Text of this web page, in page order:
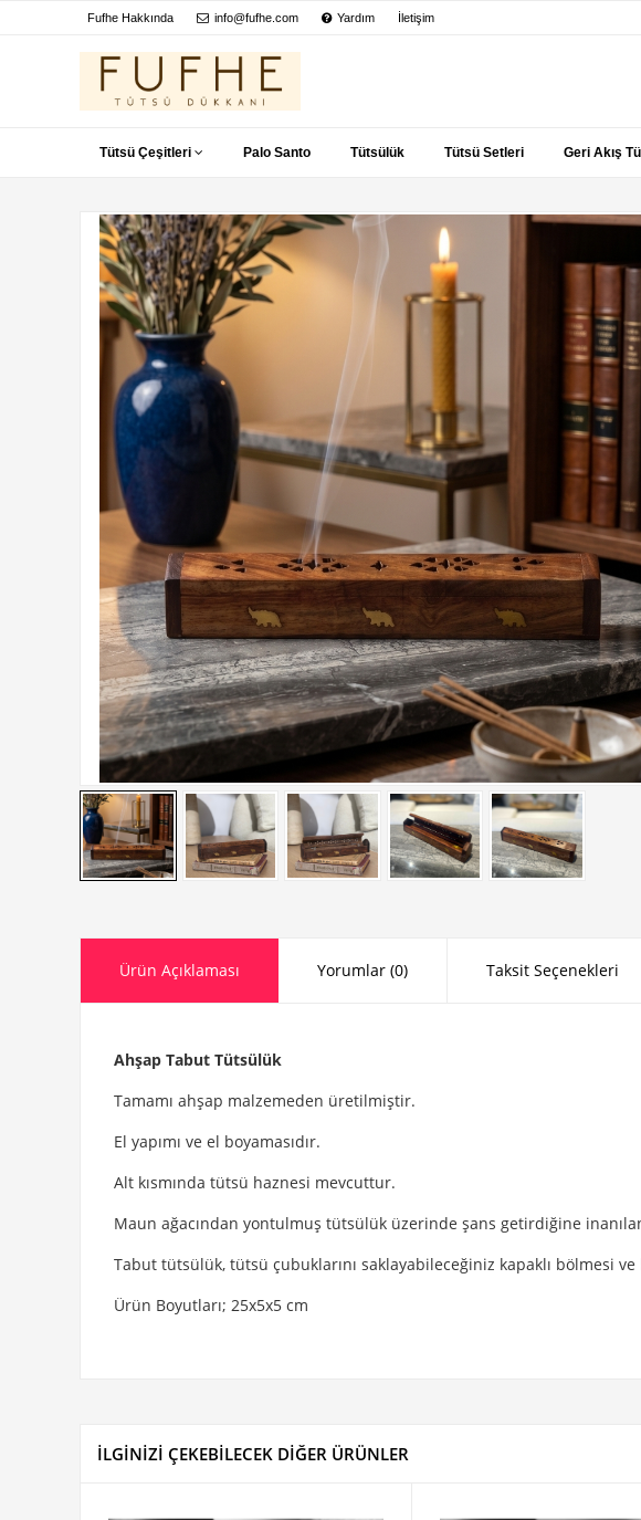
Fufhe Hakkında info@fufhe.com Yardım İletişim
Tütsü Çeşitleri Palo Santo Tütsülük Tütsü Setleri Geri Akış
Ürün Açıklaması Yorumlar (0) Taksit Seçenekleri
Ahşap Tabut Tütsülük
Tamamı ahşap malzemeden üretilmiştir.
El yapımı ve el boyamasıdır.
Alt kısmında tütsü haznesi mevcuttur.
Maun ağacından yontulmuş tütsülük üzerinde şans getirdiğine
Tabut tütsülük, tütsü çubuklarını saklayabileceğiniz kapaklı bölmesi
Ürün Boyutları; 25x5x5 cm
İLGİNİZİ ÇEKEBİLECEK DİĞER ÜRÜNLER